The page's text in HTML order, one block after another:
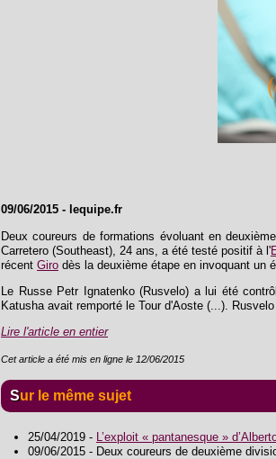
09/06/2015 - lequipe.fr
Deux coureurs de formations évoluant en
Carretero (Southeast), 24 ans, a été testé positif à l'
récent Giro dès la deuxième étape en invoquant un
Le Russe Petr Ignatenko (Rusvelo) a lui été
Katusha avait remporté le Tour d'Aoste (...).
Lire l'article en entier
Cet article a été mis en ligne le 12/06/2015
Sur le même sujet
25/04/2019 - L’exploit « pantanesque »
09/06/2015 - Deux coureurs de deuxième